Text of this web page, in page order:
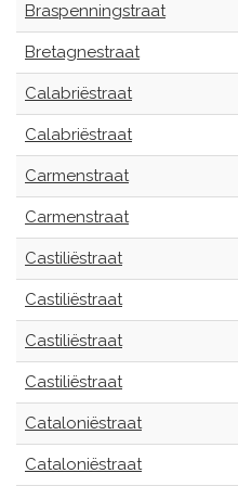
Braspenningstraat
Bretagnestraat
Calabriëstraat
Calabriëstraat
Carmenstraat
Carmenstraat
Castiliëstraat
Castiliëstraat
Castiliëstraat
Castiliëstraat
Cataloniëstraat
Cataloniëstraat